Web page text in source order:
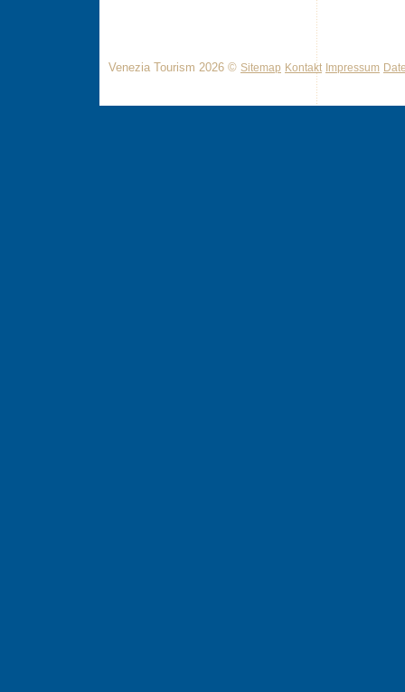
Venezia Tourism 2026 © Sitemap Kontakt Impressum